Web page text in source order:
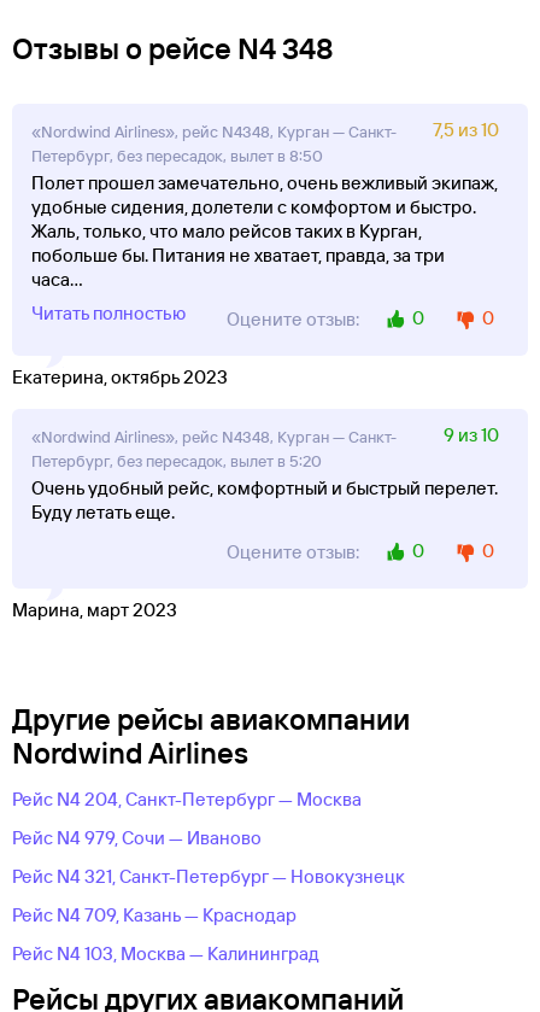
Отзывы о рейсе N4 348
«Nordwind Airlines», рейс N4348, Курган — Санкт-
Петербург, без пересадок, вылет в 8:50
7,5 из 10
Полет прошел замечательно, очень вежливый экипаж,
удобные сидения, долетели с комфортом и быстро.
Жаль, только, что мало рейсов таких в Курган,
побольше бы. Питания не хватает, правда, за три
часа...
Читать полностью
Оцените отзыв: 0 0
Екатерина, октябрь 2023
«Nordwind Airlines», рейс N4348, Курган — Санкт-
Петербург, без пересадок, вылет в 5:20
9 из 10
Очень удобный рейс, комфортный и быстрый перелет.
Буду летать еще.
Оцените отзыв:
0 0
Марина, март 2023
Другие рейсы авиакомпании
Nordwind Airlines
Рейс N4 204, Санкт-Петербург — Москва
Рейс N4 979, Сочи — Иваново
Рейс N4 321, Санкт-Петербург — Новокузнецк
Рейс N4 709, Казань — Краснодар
Рейс N4 103, Москва — Калининград
Рейсы других авиакомпаний